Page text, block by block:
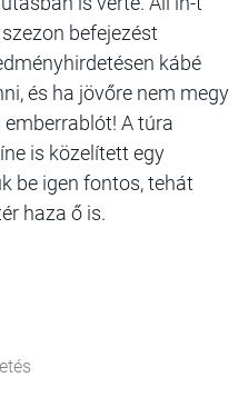
befejezést
kábé
és ha jövőre nem megy
A túra
is közelített egy
be igen fontos, tehát
haza ő is.